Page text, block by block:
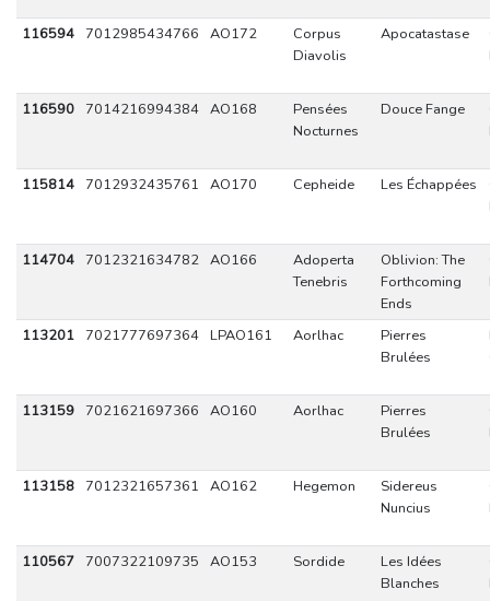
116594 7012985434766 AO172
Corpus
Diavolis
Apocatastase
116590 7014216994384 AO168
Pensées
Nocturnes
Douce Fange
115814 7012932435761 AO170 Cepheide Les Échappées
114704 7012321634782 AO166
Adoperta
Tenebris
Oblivion: The
Forthcoming
Ends
113201 7021777697364 LPAO161 Aorlhac
Pierres
Brulées
113159 7021621697366 AO160 Aorlhac
Pierres
Brulées
113158 7012321657361 AO162 Hegemon
Sidereus
Nuncius
110567 7007322109735 AO153 Sordide
Les Idées
Blanches